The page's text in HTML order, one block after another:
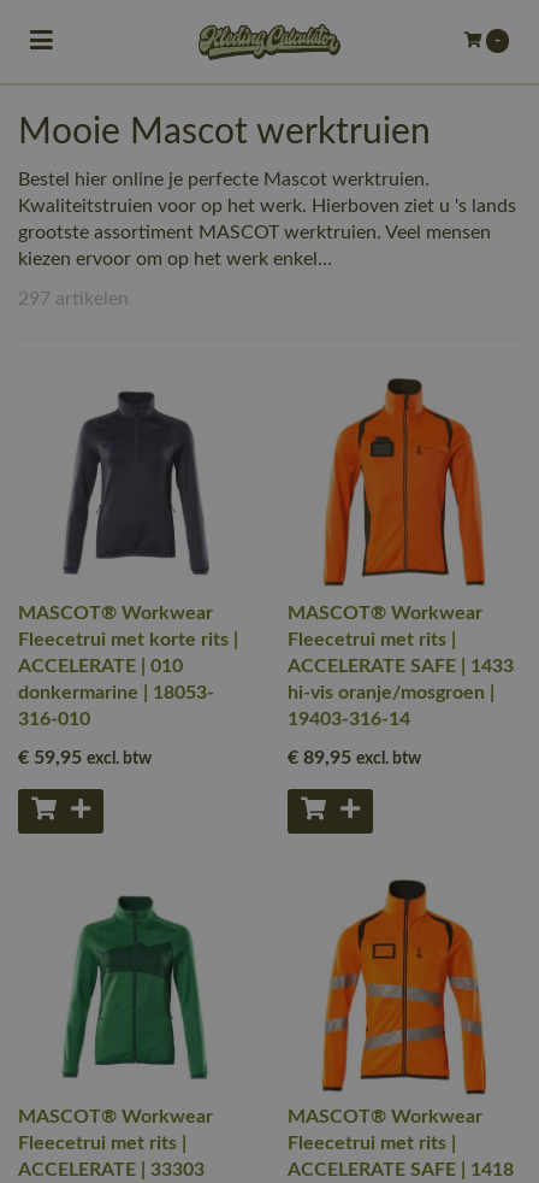
(Werkschoenen)
(Bedrukken)
(Borduren)
Toggle navigation -
​Mooie Mascot werktruien
Bestel hier online je perfecte Mascot werktruien.
Kwaliteitstruien voor op het werk. Hierboven ziet u 's lands
grootste assortiment MASCOT werktruien. Veel mensen
kiezen ervoor om op het werk enkel…
297 artikelen
MASCOT® Workwear
Fleecetrui met korte rits |
ACCELERATE | 010
donkermarine | 18053-
316-010
€ 59,95 excl. btw
MASCOT® Workwear
Fleecetrui met rits |
ACCELERATE SAFE | 1433
hi-vis oranje/mosgroen |
19403-316-14
€ 89,95 excl. btw
MASCOT® Workwear
Fleecetrui met rits |
ACCELERATE | 33303
MASCOT® Workwear
Fleecetrui met rits |
ACCELERATE SAFE | 1418